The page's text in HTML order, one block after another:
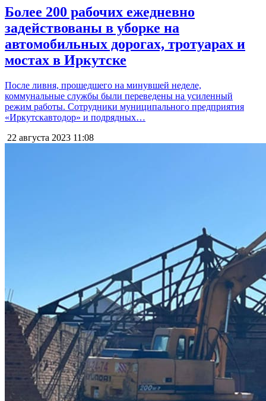
Более 200 рабочих ежедневно
задействованы в уборке на
автомобильных дорогах, тротуарах и
мостах в Иркутске
После ливня, прошедшего на минувшей неделе,
коммунальные службы были переведены на усиленный
режим работы. Сотрудники муниципального предприятия
«Иркутскавтодор» и подрядных…
22 августа 2023 11:08